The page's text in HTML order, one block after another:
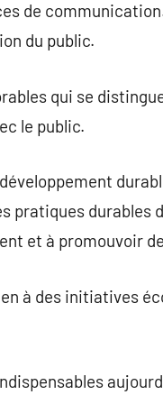
de
du public.
qui se
le public.
pratiques durables
et à promouvoir
à des initiatives